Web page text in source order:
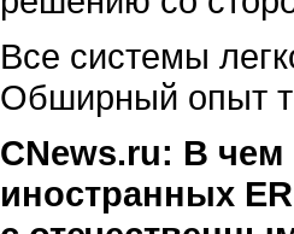
Все системы
Обширный опыт
CNews.ru: В чем
иностранных